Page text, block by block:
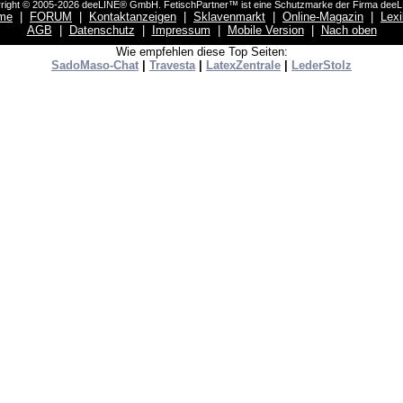
© 2005-2026 deeLINE® GmbH. FetischPartner™ ist eine Schutzmarke der Firma
FORUM Kontaktanzeigen Sklavenmarkt Online-Magazin
AGB
Datenschutz Impressum Mobile Version|
Nach oben
Wie empfehlen diese Top Seiten:
SadoMaso-Chat
Travesta| LatexZentrale LederStolz